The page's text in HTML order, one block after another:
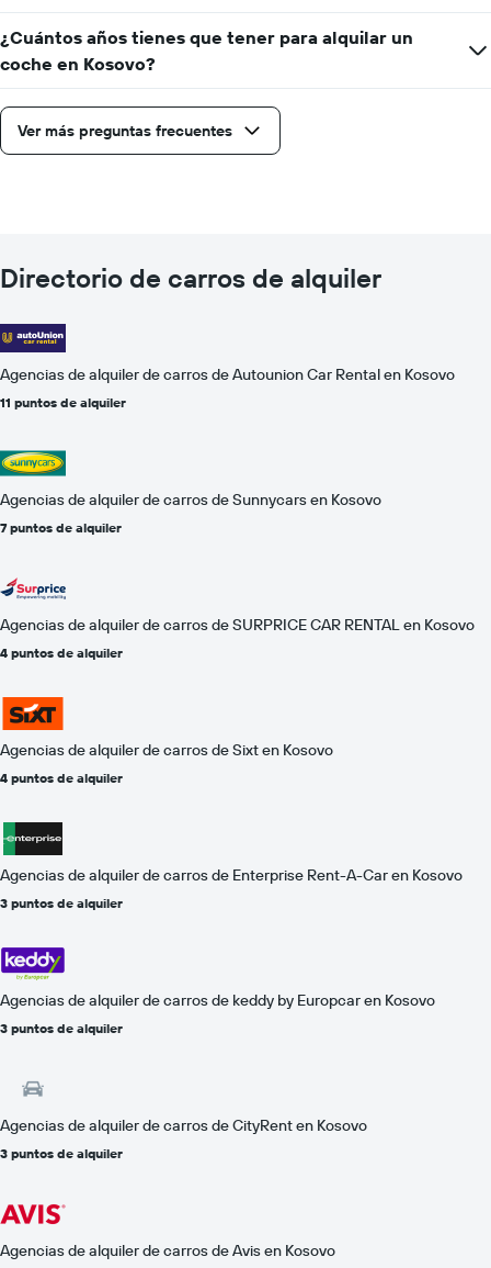
¿Cuántos años tienes que tener para alquilar un
coche en Kosovo?
Ver más preguntas frecuentes
Directorio de carros de alquiler
Agencias de alquiler de carros de Autounion Car Rental en Kosovo
11 puntos de alquiler
Agencias de alquiler de carros de Sunnycars en Kosovo
7 puntos de alquiler
Agencias de alquiler de carros de SURPRICE CAR RENTAL en Kosovo
4 puntos de alquiler
Agencias de alquiler de carros de Sixt en Kosovo
4 puntos de alquiler
Agencias de alquiler de carros de Enterprise Rent-A-Car en Kosovo
3 puntos de alquiler
Agencias de alquiler de carros de keddy by Europcar en Kosovo
3 puntos de alquiler
Agencias de alquiler de carros de CityRent en Kosovo
3 puntos de alquiler
Agencias de alquiler de carros de Avis en Kosovo